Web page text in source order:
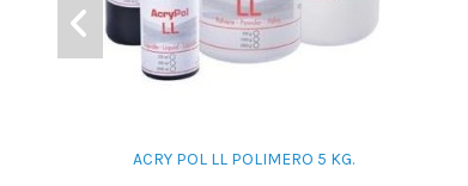
ACRY POL LL POLIMERO 5 KG.